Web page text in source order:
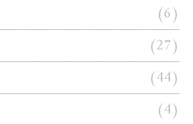
(6)
(27)
(44)
(4)